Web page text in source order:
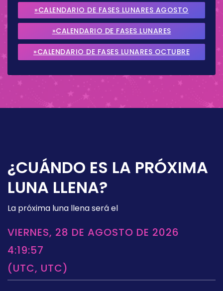
»CALENDARIO DE FASES LUNARES AGOSTO
2026
»CALENDARIO DE FASES LUNARES
SEPTIEMBRE 2026
»CALENDARIO DE FASES LUNARES OCTUBRE
¿CUÁNDO ES LA PRÓXIMA
LUNA LLENA?
La próxima luna llena será el
VIERNES, 28 DE AGOSTO DE 2026
4:19:57
(UTC, UTC)